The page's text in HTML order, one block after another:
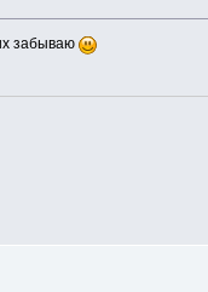
забываю